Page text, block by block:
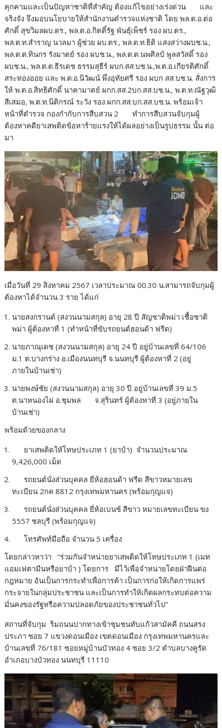
คุกคามและเป็นปัญหาชาติที่สำคัญ ต้องแก้ไขอย่างเร่งด่วน และ
จริงจัง จึงมอบนโยบายให้สำนักงานตำรวจแห่งชาติ โดย พล.ต.อ.ต่อ
ศักดิ์ สุขวิมลผบ.ตร., พล.ต.อ.กิตติ์รัฐ พันธุ์เพ็ชร์ รอง ผบ.ตร.,
พล.ต.ท.สำราญ นวลมา ผู้ช่วย ผบ.ตร., พล.ต.ท.ธิติ แสงสว่างผบช.น.,
พล.ต.ต.ทินกร รังมาตย์ รอง ผบช.น., พล.ต.ต.นพศิลป์ พูลสวัสดิ์ รอง
ผบช.น., พล.ต.ต.ธีรเดช ธรรมสุธีร์ ผบก.สส.บช.น.,พ.ต.อ.เกียรติศักดิ์
สระทองออย และ พ.ต.อ.นิวัฒน์ พึ่งอุทัยศรี รอง ผบก สส.บช.น. สั่งการ
ให้ พ.ต.อ.สิทธิศักดิ์ นาคามาตย์ ผกก.สส.2บก.สส.บช.น., พ.ต.ท.ณัฐวุฒิ
สีเสมอ, พ.ต.ท.นิติกรณ์ ระวัง รอง ผกก.สส.บก.สส.บช.น. พร้อมเจ้า
หน้าที่ตำรวจ กองกำกับการสืบสวน 2 ทำการสืบสวนจับกุมผู้
ต้องหาคดียาเสพติดข้อหาร้ายแรงให้ได้ผลอย่างเป็นรูปธรรม นั้น ต่อ
มา
เมื่อวันที่ 29 สิงหาคม 2567 เวลาประมาณ 00.30 น.สามารถจับกุมผู้
ต้องหาได้จำนวน 3 ราย ได้แก่
นายสงกรานต์ (สงวนนามสกุล) อายุ 28 ปี สัญชาติพม่า เชื้อชาติ
พม่า ผู้ต้องหาที่ 1 (ทำหน้าที่ขับรถยนต์ฮอนด้า ฟรีด)
นายภาณุเดช (สงวนนามสกุล) อายุ 24 ปี อยู่บ้านเลขที่ 64/106
ม.1 ต.บางกร่าง อ.เมืองนนทบุรี จ.นนทบุรี ผู้ต้องหาที่ 2 (อยู่
ภายในบ้านเช่า)
นายพงษ์ชัย (สงวนนามสกุล) อายุ 30 ปี อยู่บ้านเลขที่ 39 ม.5
ต.นาหนองไผ่ อ.ชุมพล จ.สุรินทร์ ผู้ต้องหาที่ 3 (อยู่ภายใน
บ้านเช่า)
พร้อมด้วยของกลาง
ยาเสพติดให้โทษประเภท 1 (ยาบ้า) จำนวนประมาณ
9,426,000 เม็ด
รถยนต์นั่งส่วนบุคคล ยี่ห้อฮอนด้า ฟรีด สีขาวหมายเลข
ทะเบียน 2กค 8812 กรุงเทพมหานคร (พร้อมกุญแจ)
รถยนต์นั่งส่วนบุคคล ยี่ห้อเบนซ์ สีขาว หมายเลขทะเบียน ขง
5557 ชลบุรี (พร้อมกุญแจ)
โทรศัพท์มือถือ จำนวน 5 เครื่อง
โดยกล่าวหาว่า “ร่วมกันจำหน่ายยาเสพติดให้โทษประเภท 1 (เมท
แอมเฟตามีนหรือยาบ้า ) โดยการ มีไว้เพื่อจำหน่ายโดยฝ่าฝืนต่อ
กฎหมาย อันเป็นการกระทำเพื่อการค้า เป็นการก่อให้เกิดการแพร่
กระจายในกลุ่มประชาชน และเป็นการทำให้เกิดผลกระทบต่อความ
มั่นคงของรัฐหรือความปลอดภัยของประชาชนทั่วไป”
สถานที่จับกุม ริมถนนปากทางเข้าชุมชนทับแก้วสามัคคี ถนนสรง
ประภา ซอย 7 แขวงดอนเมือง เขตดอนเมือง กรุงเทพมหานครและ
บ้านเลขที่ 76/181 ซอยหมู่บ้านบัวทอง 4 ซอย 3/2 ตำบลบางคูรัด
อำเภอบางบัวทอง นนทบุรี 11110